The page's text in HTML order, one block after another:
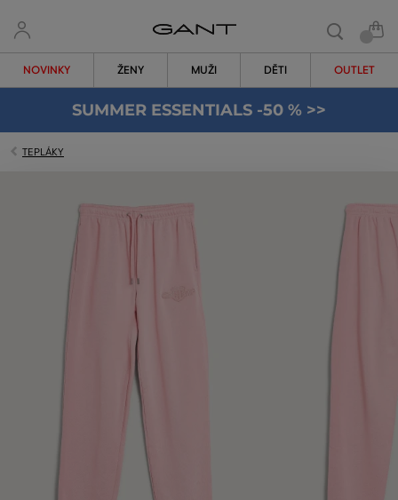
NOVINKY ŽENY MUŽI DĚTI OUTLET
SUMMER ESSENTIALS -50 % >>
TEPLÁKY